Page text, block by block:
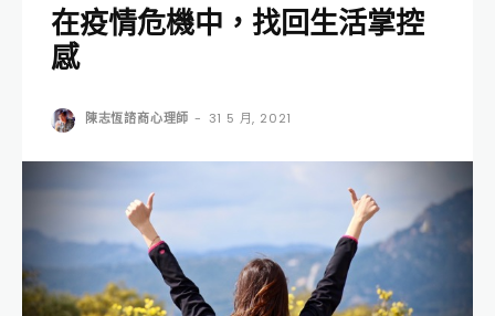
在疫情危機中，找回生活掌控
感
陳志恆諮商心理師 - 31 5 月, 2021